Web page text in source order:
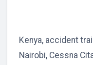
Kenya, accident
Nairobi, Cessna